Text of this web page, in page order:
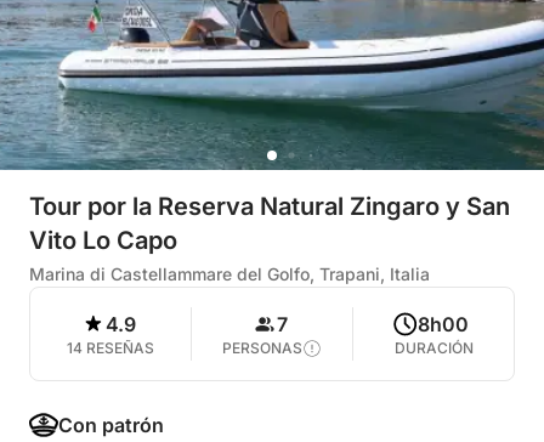
Tour por la Reserva Natural Zingaro y San
Vito Lo Capo
Marina di Castellammare del Golfo, Trapani, Italia
4.9
14 RESEÑAS
7
PERSONAS
8h00
DURACIÓN
Con patrón